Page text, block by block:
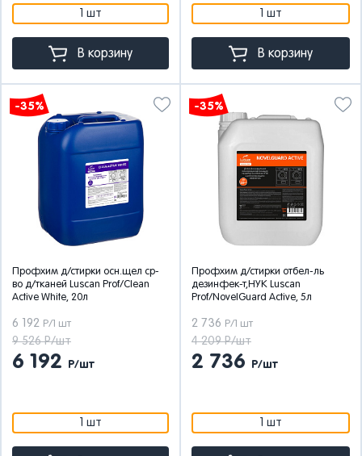
1 шт
В корзину
1 шт
В корзину
-35%
Профхим д/стирки осн.щел ср-
во д/тканей Luscan Prof/Clean
Active White, 20л
6 192 Р/1 шт
9 526 Р/шт
6 192 Р/шт
1 шт
-35%
Профхим д/стирки отбел-ль
дезинфек-т,НУК Luscan
Prof/NovelGuard Active, 5л
2 736 Р/1 шт
4 209 Р/шт
2 736 Р/шт
1 шт